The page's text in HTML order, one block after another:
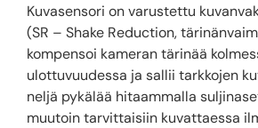
Kuvasensori on varustettu
(SR – Shake Reduction,
kompensoi kameran tärinää
ulottuvuudessa ja sallii tarkkojen
neljä pykälää hitaammalla
muutoin tarvittaisiin kuvattaessa